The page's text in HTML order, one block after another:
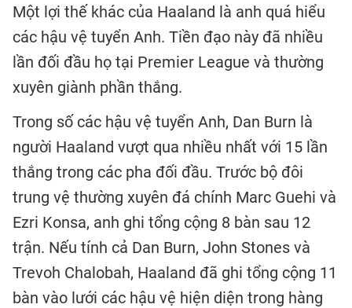
Một lợi thế khác của Haaland là anh quá hiểu
các hậu vệ tuyển Anh. Tiền đạo này đã nhiều
lần đối đầu họ tại Premier League và thường
xuyên giành phần thắng.
Trong số các hậu vệ tuyển Anh, Dan Burn là
người Haaland vượt qua nhiều nhất với 15 lần
thắng trong các pha đối đầu. Trước bộ đôi
trung vệ thường xuyên đá chính Marc Guehi và
Ezri Konsa, anh ghi tổng cộng 8 bàn sau 12
trận. Nếu tính cả Dan Burn, John Stones và
Trevoh Chalobah, Haaland đã ghi tổng cộng 11
bàn vào lưới các hậu vệ hiện diện trong hàng